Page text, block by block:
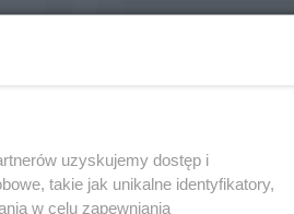
Hungaroring
Więcej informacji
uzyskujemy dostęp i
takie jak unikalne identyfikatory,
w celu zapewniania